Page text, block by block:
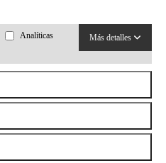
Analíticas
Más detalles